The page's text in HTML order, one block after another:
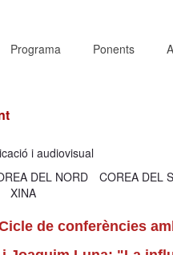
Programa Ponents
i audiovisual
DEL NORD COREA DEL
XINA
de conferències